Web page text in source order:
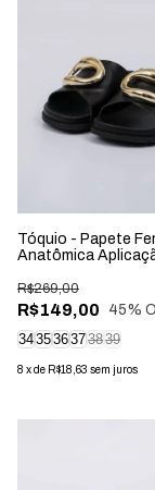
Tóquio - Papete
Anatômica
R$149,00
R$269,00
45%
343536373839
8 xde R$18,63 sem juros